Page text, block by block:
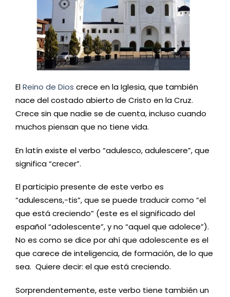
ElReino de Dios crece en la Iglesia, que también
nace del costado abierto de Cristo en la Cruz.
Crece sin que nadie se de cuenta, incluso cuando
muchos piensan que no tiene vida.
En latín existe el verbo “adulesco, adulescere”, que
significa “crecer”.
El participio presente de este verbo es
“adulescens,-tis”, que se puede traducir como “el
que está creciendo” (este es el significado del
español “adolescente”, y no “aquel que adolece”).
No es como se dice por ahí que adolescente es el
que carece de inteligencia, de formación, de lo que
sea. Quiere decir: el que está creciendo.
Sorprendentemente, este verbo tiene también un